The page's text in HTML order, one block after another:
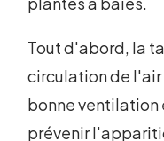
Tout d'abord, la
circulation de l'air
bonne ventilation
prévenir